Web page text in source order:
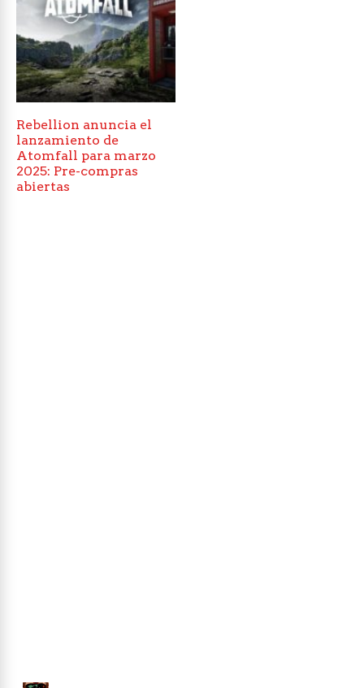
Rebellion anuncia el
lanzamiento de
Atomfall para marzo
2025: Pre-compras
abiertas